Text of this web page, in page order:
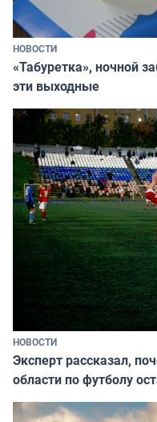
НОВОСТИ
«Табуретка», ночной
эти выходные
НОВОСТИ
Эксперт рассказал,
области по футболу